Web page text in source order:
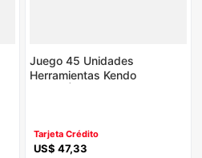
Juego 45 Unidades
Herramientas Kendo
Tarjeta Crédito
US$ 47,33